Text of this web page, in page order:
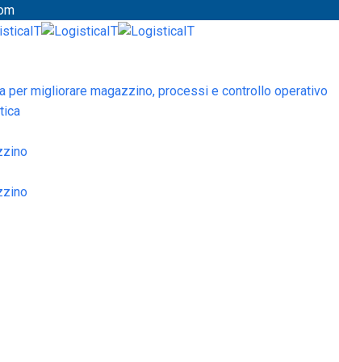
per migliorare magazzino, processi e controllo operativo